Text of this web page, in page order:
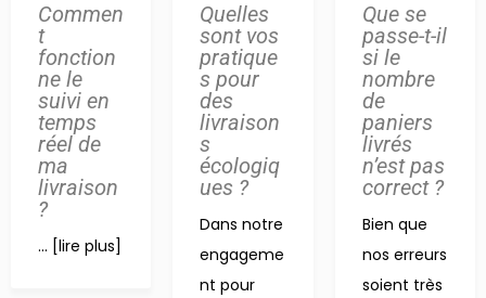
Commen
t
fonction
ne le
suivi en
temps
réel de
ma
livraison
?
... [lire plus]
Quelles
sont vos
pratique
s pour
des
livraison
s
écologiq
ues ?
Dans notre
engageme
nt pour
Que se
passe-t-il
si le
nombre
de
paniers
livrés
n’est pas
correct ?
Bien que
nos erreurs
soient très